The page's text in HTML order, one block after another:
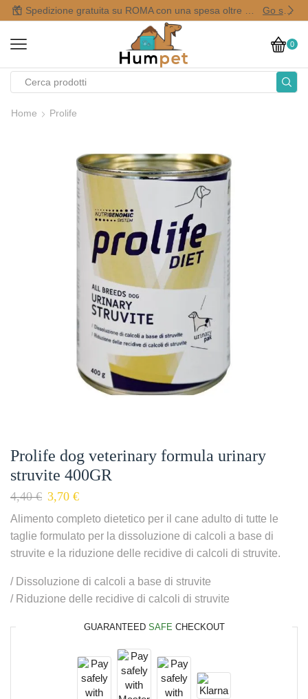
Go shop
0
Home Prolife
Prolife dog veterinary formula urinary
struvite 400GR
4,40€ 3,70 €
Alimento completo dietetico per il cane adulto di tutte le
taglie formulato per la dissoluzione di calcoli a base di
struvite e la riduzione delle recidive di calcoli di struvite.
/ Dissoluzione di calcoli a base di struvite
/ Riduzione delle recidive di calcoli di struvite
GUARANTEED SAFE CHECKOUT